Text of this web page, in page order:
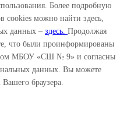
Более подробную
cookies можно найти здесь,
данных – здесь. Продолжая
что были проинформированы
МБОУ «СШ № 9» и согласны
данных. Вы можете
браузера.